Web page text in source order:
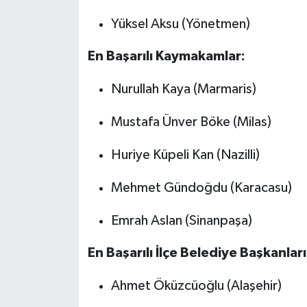
Yüksel Aksu (Yönetmen)
En Başarılı Kaymakamlar:
Nurullah Kaya (Marmaris)
Mustafa Ünver Böke (Milas)
Huriye Küpeli Kan (Nazilli)
Mehmet Gündoğdu (Karacasu)
Emrah Aslan (Sinanpaşa)
En Başarılı İlçe Belediye
Ahmet Öküzcüoğlu (Alaşehir)